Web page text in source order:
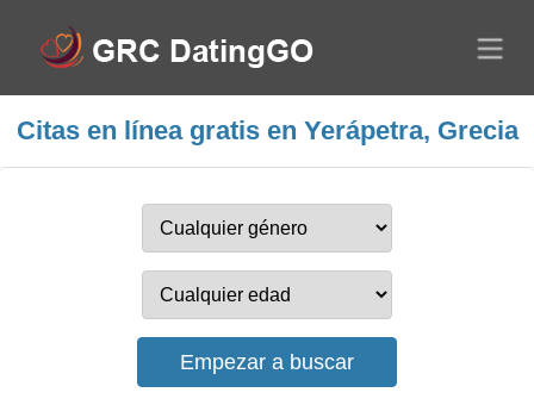
Citas en línea gratis en Yerápetra, Grecia